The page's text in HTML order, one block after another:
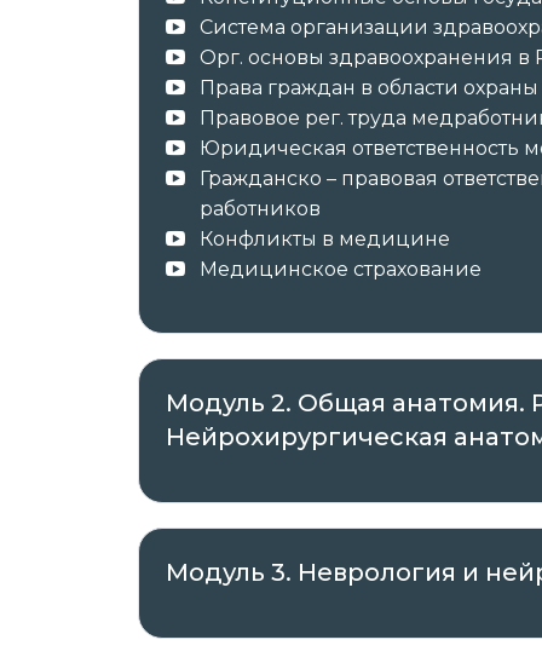
✓ Документы о пройденном
✓ Оригиналы документов направляет
Автор курса —ООО «Международный
ИНН 7802703057, ОГРН 1207800017292,
Просвещения, д. 15, лит. А, пом. 129-Н.
Регистрационный номер лицензии
деятельности:
№ Л035-01271-78/00176741,
2021 года, срок действия –
№ 4192, выданная Комитетом по
на основании Распоряжения от
Проходить обучение вы можете в
Система организации
Орг. основы здравоохранения в
Права граждан в области охраны
Правовое рег. труда
Юридическая ответственность
Гражданско – правовая
работников
Конфликты в медицине
Медицинское страхование
Модуль 2. Общая анатомия.
Нейрохирургическая
Модуль 3. Неврология и